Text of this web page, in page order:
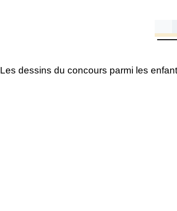
Les dessins du concours parmi les